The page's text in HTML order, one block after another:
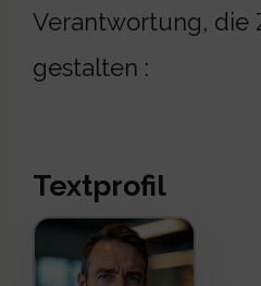
Verantwortung, die
gestalten :
Textprofil